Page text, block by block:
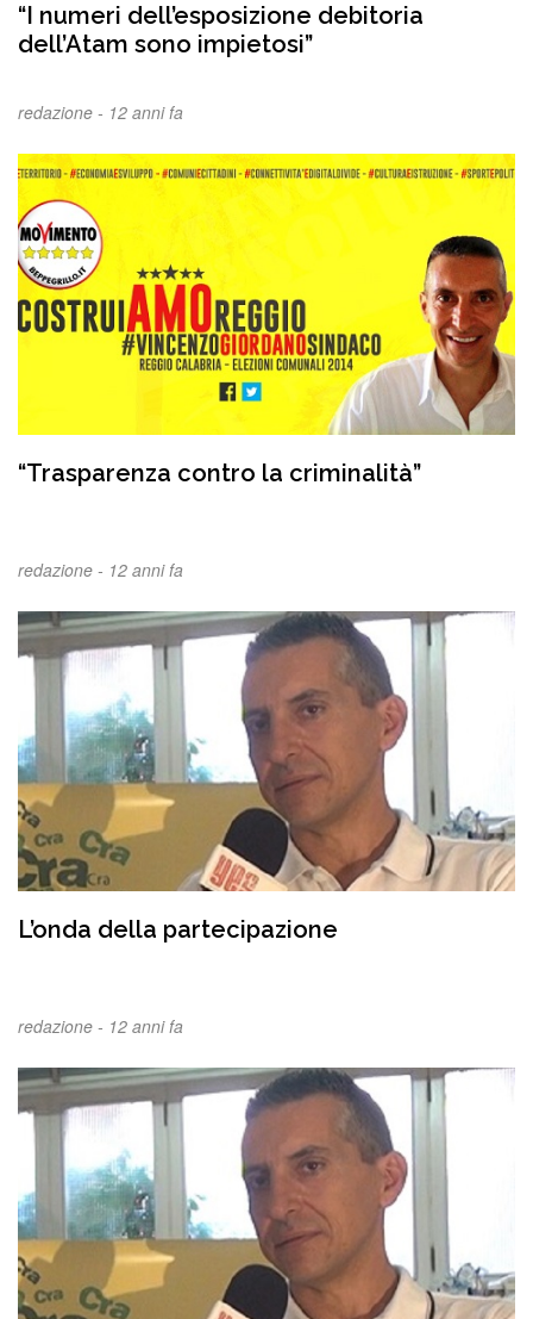
“I numeri dell’esposizione debitoria
dell’Atam sono impietosi”
redazione - 12 anni fa
“Trasparenza contro la criminalità”
redazione - 12 anni fa
L’onda della partecipazione
redazione - 12 anni fa